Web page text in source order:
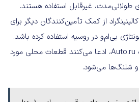
غیرقابل استفاده هستند.
از کمک تأمین‌کنندگان دیگر برای
بی‌ام‌و در روسیه استفاده کرده باشد.
منابع محلی روسیه ، ازجمله Auto.ru، ادعا می‌کنند قطعات محلی مورد
و شلنگ‌ها می‌شود.